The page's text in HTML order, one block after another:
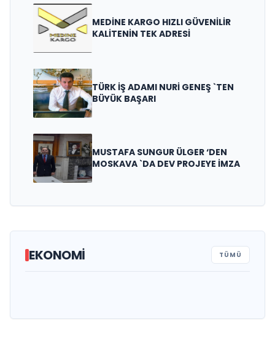
MEDİNE KARGO HIZLI GÜVENİLİR
KALİTENİN TEK ADRESİ
TÜRK İŞ ADAMI NURİ GENEŞ `TEN
BÜYÜK BAŞARI
MUSTAFA SUNGUR ÜLGER ‘DEN
MOSKAVA `DA DEV PROJEYE İMZA
EKONOMİ TÜMÜ
TÜSİKON GENEL BAŞKANI ORHAN
AZİZ AKKUŞ `TAN “KÛT’ÜL-AMÂRE ZAFERİ”